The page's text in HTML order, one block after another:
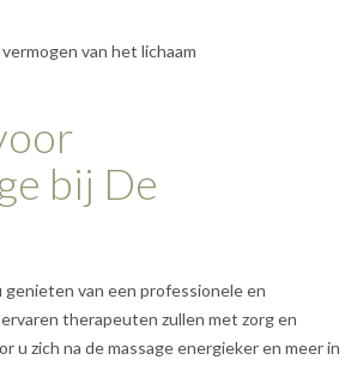
van het lichaam
bij De
van een professionele en
therapeuten zullen met zorg en
u zich na de massage energieker en meer in